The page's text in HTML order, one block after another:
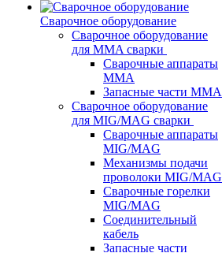
Сварочное оборудование
Сварочное оборудование
для MMA сварки
Сварочные аппараты
MMA
Запасные части MMA
Сварочное оборудование
для MIG/MAG сварки
Сварочные аппараты
MIG/MAG
Механизмы подачи
проволоки MIG/MAG
Сварочные горелки
MIG/MAG
Соединительный
кабель
Запасные части